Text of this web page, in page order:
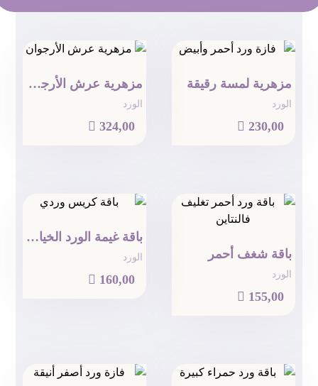
مزهرية لمسة رقيقة
الورد
 230,00
مزهرية عرش الأرجوان
الورد
 324,00
باقة شغف أحمر
الورد
 155,00
باقة غيمة الورد الخيالية
الورد
 160,00